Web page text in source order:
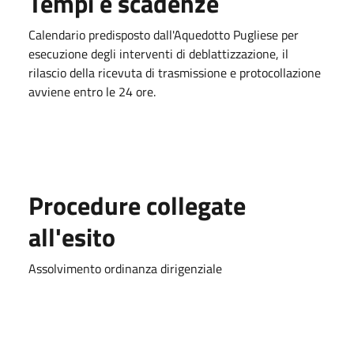
Calendario predisposto dall'Aquedotto Pugliese per
esecuzione degli interventi di deblattizzazione, il
rilascio della ricevuta di trasmissione e protocollazione
avviene entro le 24 ore.
Procedure collegate
all'esito
Assolvimento ordinanza dirigenziale